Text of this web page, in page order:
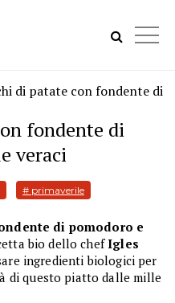
di patate con fondente di
fondente di
veraci
# primaverile
di pomodoro e
bio dello chefIgles
ingredienti biologici per
di questo piatto dalle mille